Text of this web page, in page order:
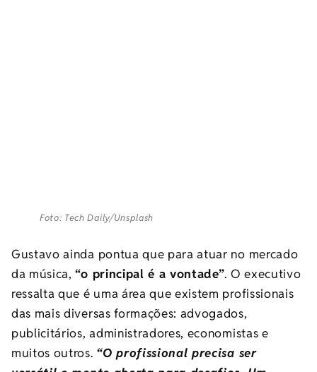
Foto: Tech Daily/Unsplash
Gustavo ainda pontua que para atuar no mercado
da música,“o principal é a vontade”. O executivo
ressalta que é uma área que existem profissionais
das mais diversas formações: advogados,
publicitários, administradores, economistas e
muitos outros. “O profissional precisa ser